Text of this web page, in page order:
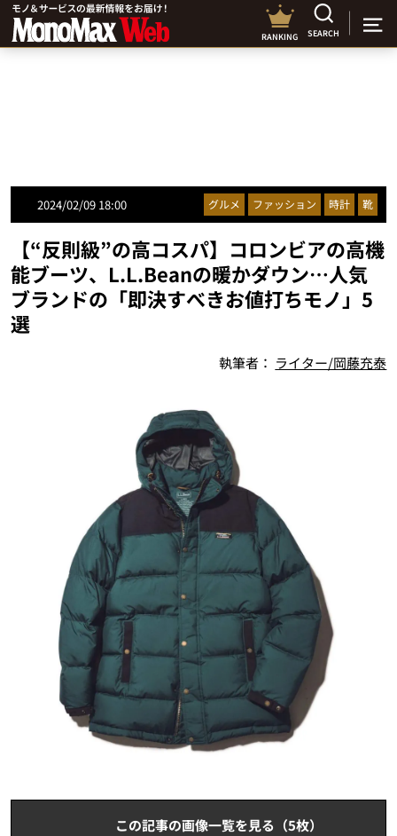
RANKING SEARCH
2024/02/09 18:00 グルメ ファッション 時計 靴
【“反則級”の高コスパ】コロンビアの高機
能ブーツ、L.L.Beanの暖かダウン…人気
ブランドの「即決すべきお値打ちモノ」5
選
執筆者： ライター/岡藤充泰
この記事の画像一覧を見る（5枚）